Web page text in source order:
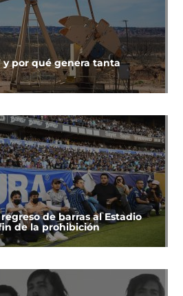
y por qué genera tanta
de barras al Estadio
de la prohibición